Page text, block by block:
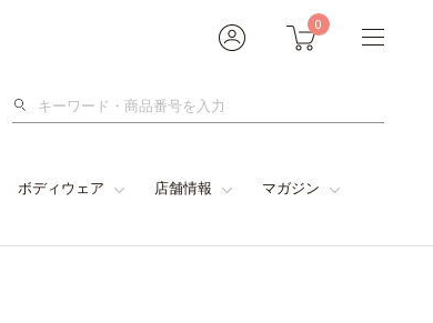
0
検
ボディウェア 店舗情報 マガジン